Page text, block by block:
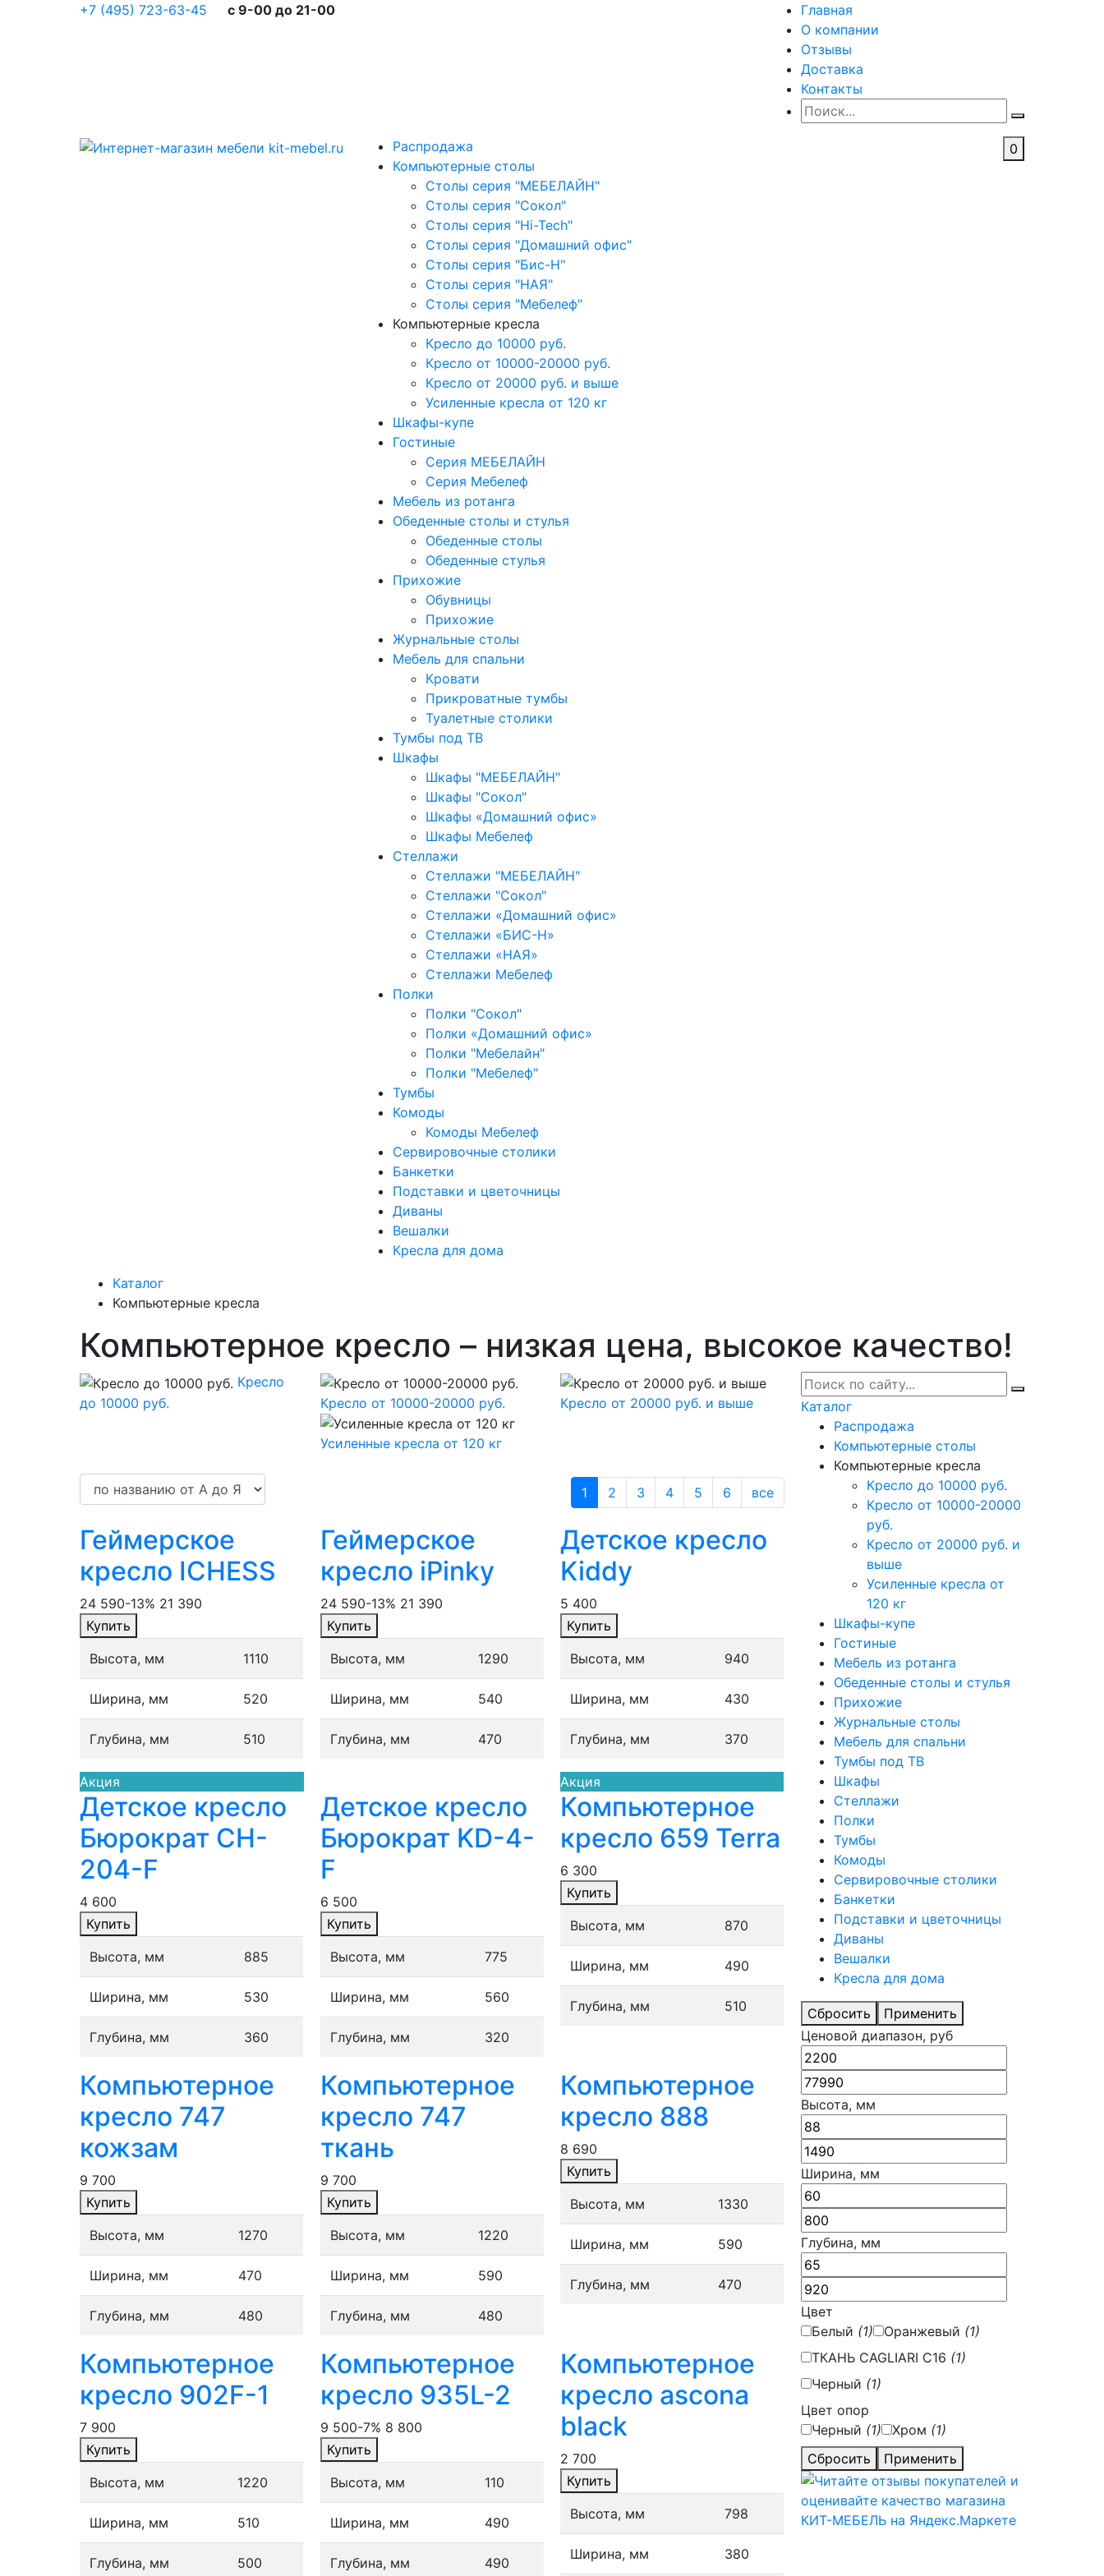
+7 (495) 723-63-45 c 9-00 до 21-00
Главная
О компании
Отзывы
Доставка
Контакты
Распродажа
Компьютерные столы
Столы серия "МЕБЕЛАЙН"
Столы серия "Сокол"
Столы серия "Hi-Tech"
Столы серия "Домашний офис"
Столы серия "Бис-Н"
Столы серия "НАЯ"
Столы серия "Мебелеф"
Компьютерные кресла
Кресло до 10000 руб.
Кресло от 10000-20000 руб.
Кресло от 20000 руб. и выше
Усиленные кресла от 120 кг
Шкафы-купе
Гостиные
Серия МЕБЕЛАЙН
Серия Мебелеф
Мебель из ротанга
Обеденные столы и стулья
Обеденные столы
Обеденные стулья
Прихожие
Обувницы
Прихожие
Журнальные столы
Мебель для спальни
Кровати
Прикроватные тумбы
Туалетные столики
Тумбы под ТВ
Шкафы
Шкафы "МЕБЕЛАЙН"
Шкафы "Сокол"
Шкафы «Домашний офис»
Шкафы Мебелеф
Стеллажи
Стеллажи "МЕБЕЛАЙН"
Стеллажи "Сокол"
Стеллажи «Домашний офис»
Стеллажи «БИС-Н»
Стеллажи «НАЯ»
Стеллажи Мебелеф
Полки
Полки "Сокол"
Полки «Домашний офис»
Полки "Мебелайн"
Полки "Мебелеф"
Тумбы
Комоды
Комоды Мебелеф
Сервировочные столики
Банкетки
Подставки и цветочницы
Диваны
Вешалки
Кресла для дома
0
Каталог
Компьютерные кресла
Компьютерное кресло – низкая цена, высокое качество!
Кресло
до 10000 руб.
Кресло от 10000-20000 руб. Кресло от 20000 руб. и выше
Усиленные кресла от 120 кг
1 2 3 4 5 6 все
Геймерское
кресло ICHESS
24 590-13% 21 390
Купить
Высота, мм
1110
Ширина, мм 520
Глубина, мм 510
Акция
Геймерское
кресло iPinky
24 590-13% 21 390
Купить
Высота, мм
1290
Ширина, мм 540
Глубина, мм 470
Детское кресло
Kiddy
5 400
Купить
Высота, мм
940
Ширина, мм 430
Глубина, мм 370
Акция
Детское кресло
Бюрократ CH-
204-F
4 600
Купить
Высота, мм
885
Ширина, мм 530
Глубина, мм 360
Детское кресло
Бюрократ KD-4-
F
6 500
Купить
Высота, мм
775
Ширина, мм 560
Глубина, мм 320
Компьютерное
кресло 659 Terra
6 300
Купить
Высота, мм
870
Ширина, мм 490
Глубина, мм 510
Компьютерное
кресло 747
кожзам
9 700
Купить
Высота, мм
1270
Ширина, мм 470
Глубина, мм 480
Компьютерное
кресло 747
ткань
9 700
Купить
Высота, мм
1220
Ширина, мм 590
Глубина, мм 480
Компьютерное
кресло 888
8 690
Купить
Высота, мм
1330
Ширина, мм 590
Глубина, мм 470
Компьютерное
кресло 902F-1
7 900
Купить
Высота, мм
1220
Ширина, мм 510
Глубина, мм 500
Компьютерное
кресло 935L-2
9 500-7% 8 800
Купить
Высота, мм
110
Ширина, мм 490
Глубина, мм 490
Компьютерное
кресло ascona
black
2 700
Купить
Высота, мм
798
Ширина, мм 380
Каталог
Распродажа
Компьютерные столы
Компьютерные кресла
Кресло до 10000 руб.
Кресло от 10000-20000
руб.
Кресло от 20000 руб. и
выше
Усиленные кресла от
120 кг
Шкафы-купе
Гостиные
Мебель из ротанга
Обеденные столы и стулья
Прихожие
Журнальные столы
Мебель для спальни
Тумбы под ТВ
Шкафы
Стеллажи
Полки
Тумбы
Комоды
Сервировочные столики
Банкетки
Подставки и цветочницы
Диваны
Вешалки
Кресла для дома
Сбросить
Применить
Ценовой диапазон, руб
Высота, мм
Ширина, мм
Глубина, мм
Цвет
Белый (1) Оранжевый (1)
ТКАНЬ CAGLIARI С16 (1)
Черный (1)
Цвет опор
Черный (1) Хром (1)
Сбросить
Применить